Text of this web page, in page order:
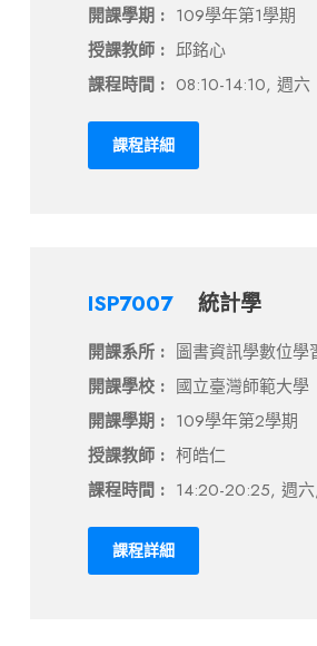
開課學期 : 109學年第1學期
授課教師 : 邱銘心
課程時間 : 08:10-14:10, 週六
課程詳細
ISP7007 統計學
開課系所 : 圖書資訊學數位學
開課學校 : 國立臺灣師範大學
開課學期 : 109學年第2學期
授課教師 : 柯皓仁
課程時間 : 14:20-20:25, 週
課程詳細